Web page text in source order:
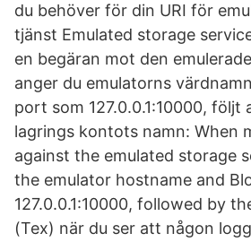
du behöver för din URI för
tjänst Emulated storage
en begäran mot den
anger du emulatorns
port som 127.0.0.1:10000, följt
lagrings kontots namn: When
against the emulated storage
the emulator hostname and
127.0.0.1:10000, followed by
(Tex) när du ser att någon